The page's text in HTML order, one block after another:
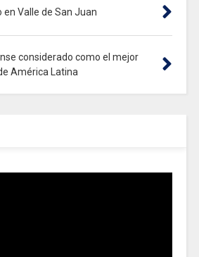
en Valle de San Juan
considerado como el mejor
América Latina